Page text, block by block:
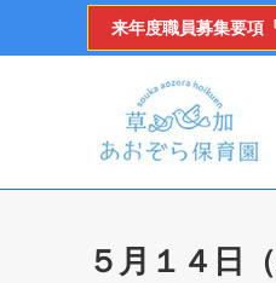
来年度職員募集要項
５月１４日（